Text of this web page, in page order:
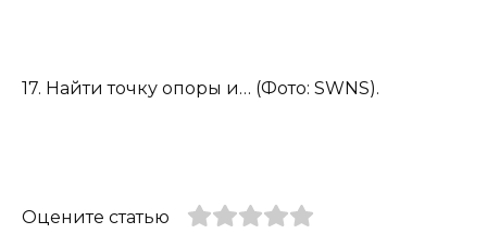
17. Найти точку опоры и… (Фото: SWNS).
Оцените статью